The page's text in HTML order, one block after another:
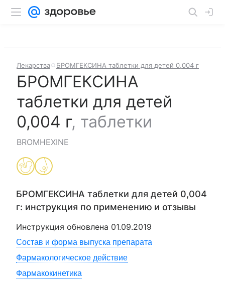
Лекарства БРОМГЕКСИНА таблетки для детей 0,004 г
БРОМГЕКСИНА
таблетки для детей
0,004 г, таблетки
BROMHEXINE
БРОМГЕКСИНА таблетки для детей 0,004
г: инструкция по применению и отзывы
Инструкция обновлена 01.09.2019
Состав и форма выпуска препарата
Фармакологическое действие
Фармакокинетика